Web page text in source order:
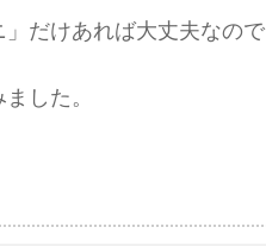
だけあれば大丈夫なので
した。